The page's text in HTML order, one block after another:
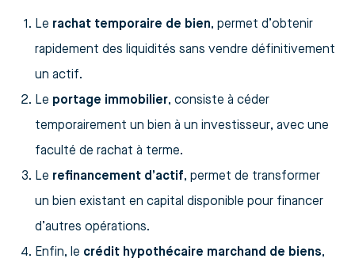
Le rachat temporaire de bien, permet d’obtenir
rapidement des liquidités sans vendre définitivement
un actif.
Le portage immobilier, consiste à céder
temporairement un bien à un investisseur, avec une
faculté de rachat à terme.
Le refinancement d’actif, permet de transformer
un bien existant en capital disponible pour financer
d’autres opérations.
Enfin, le crédit hypothécaire marchand de biens,